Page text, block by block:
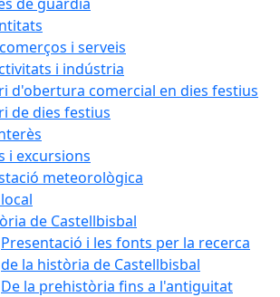
i serveis
i indústria
d'obertura comercial en dies festius
de dies festius
i excursions
meteorològica
de Castellbisbal
Presentació i les fonts per la recerca
de la història de Castellbisbal
De la prehistòria fins a l'antiguitat